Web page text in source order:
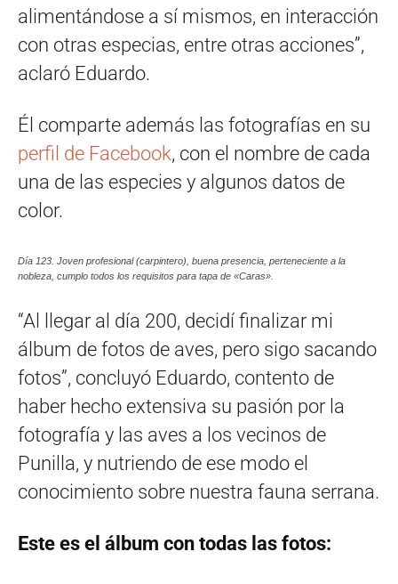
alimentándose a sí mismos, en interacción
con otras especias, entre otras acciones”,
aclaró Eduardo.
Él comparte además las fotografías en su
perfil de Facebook, con el nombre de cada
una de las especies y algunos datos de
color.
Día 123. Joven profesional (carpintero), buena presencia, perteneciente a la
nobleza, cumplo todos los requisitos para tapa de «Caras».
“Al llegar al día 200, decidí finalizar mi
álbum de fotos de aves, pero sigo sacando
fotos”, concluyó Eduardo, contento de
haber hecho extensiva su pasión por la
fotografía y las aves a los vecinos de
Punilla, y nutriendo de ese modo el
conocimiento sobre nuestra fauna serrana.
Este es el álbum con todas las fotos: